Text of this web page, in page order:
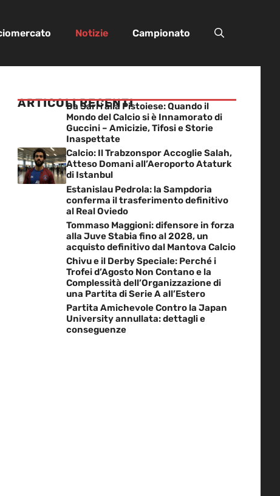
Notizie Campionato
ARTICOLI RECENTI
Da Sarri alla Pistoiese: Quando il
Mondo del Calcio si è Innamorato di
Guccini – Amicizie, Tifosi e Storie
Inaspettate
Calcio: Il Trabzonspor Accoglie Salah,
Atteso Domani all’Aeroporto Ataturk
di Istanbul
Estanislau Pedrola: la Sampdoria
conferma il trasferimento definitivo
al Real Oviedo
Tommaso Maggioni: difensore in forza
alla Juve Stabia fino al 2028, un
acquisto definitivo dal Mantova Calcio
Chivu e il Derby Speciale: Perché i
Trofei d’Agosto Non Contano e la
Complessità dell’Organizzazione di
una Partita di Serie A all’Estero
Partita Amichevole Contro la Japan
University annullata: dettagli e
conseguenze